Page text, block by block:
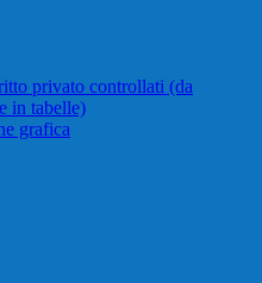
privato controllati (da
in tabelle)
grafica